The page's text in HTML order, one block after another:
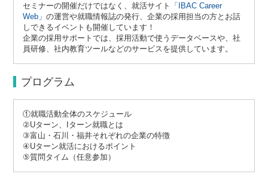
セミナーの開催だけではなく、就活サイト
「IBAC Career
Web」の運営や就職情報誌の発行、企業の採用担当の方とお話
しできるイベントも開催しています！
企業の採用サポートでは、採用活動で使うデータベースや、社
員研修、社内教育ツールなどのサービスを提供しています。
プログラム
①就職活動全体のスケジュール
②Uターン、Iターン就職とは
③富山・石川・福井それぞれの企業の特徴
④Uターン就活におけるポイント
⑤質問タイム（任意参加）